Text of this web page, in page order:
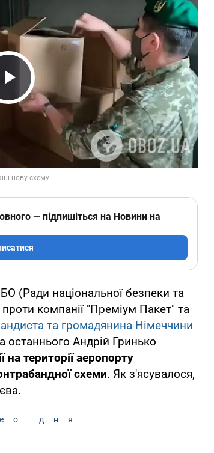
Video
— підпишіться на Новини на
(Ради національної безпеки та
компанії "Преміум Пакет" та
та громадянина Німеччини
останнього Андрій Гринько
на території аеропорту
схеми. Як з'ясувалося,
дня